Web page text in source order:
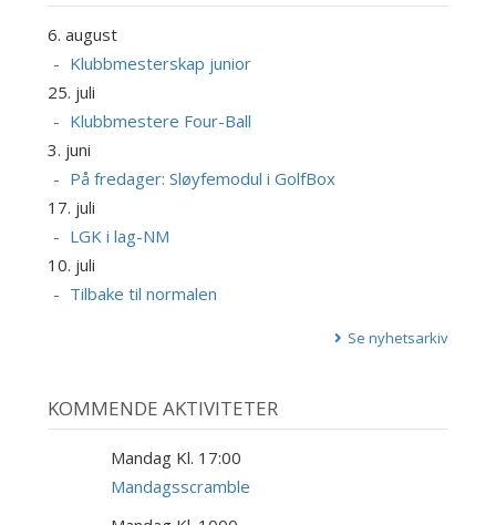
6. august
Klubbmesterskap junior
25. juli
Klubbmestere Four-Ball
3. juni
På fredager: Sløyfemodul i GolfBox
17. juli
LGK i lag-NM
10. juli
Tilbake til normalen
Se nyhetsarkiv
KOMMENDE AKTIVITETER
Mandag Kl. 17:00
Mandagsscramble